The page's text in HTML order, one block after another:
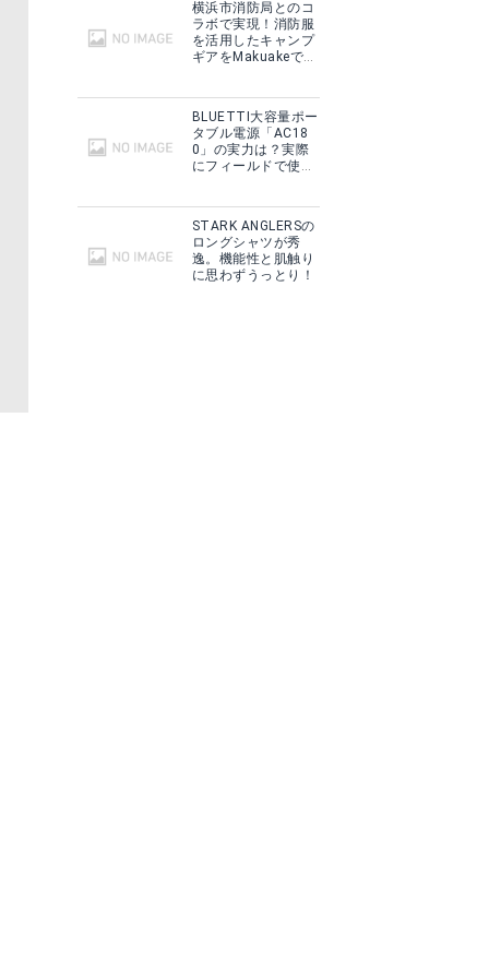
横浜市消防局とのコ
ラボで実現！消防服
を活用したキャンプ
ギアをMakuakeで予
BLUETTI大容量ポー
タブル電源「AC18
0」の実力は？実際
にフィールドで使用
STARK ANGLERSの
ロングシャツが秀
逸。機能性と肌触り
に思わずうっとり！